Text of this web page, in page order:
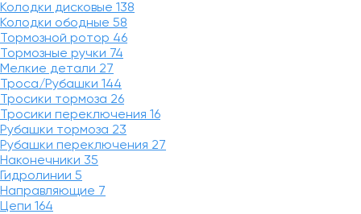
Колодки дисковые 138
Колодки ободные 58
Тормозной ротор 46
Тормозные ручки 74
Мелкие детали 27
Троса/Рубашки 144
Тросики тормоза 26
Тросики переключения 16
Рубашки тормоза 23
Рубашки переключения 27
Наконечники 35
Гидролинии 5
Направляющие 7
Цепи 164